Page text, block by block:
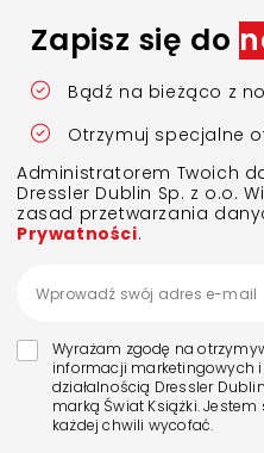
Zapisz się do
Bądź na bieżąco z
Otrzymuj specjalne
Administratorem Twoich
Dressler Dublin Sp. z o.o.
zasad przetwarzania
Prywatności.
Wyrażam zgodę na
informacji marketingowych
działalnością Dressler
marką Świat Książki.
każdej chwili wycofać.